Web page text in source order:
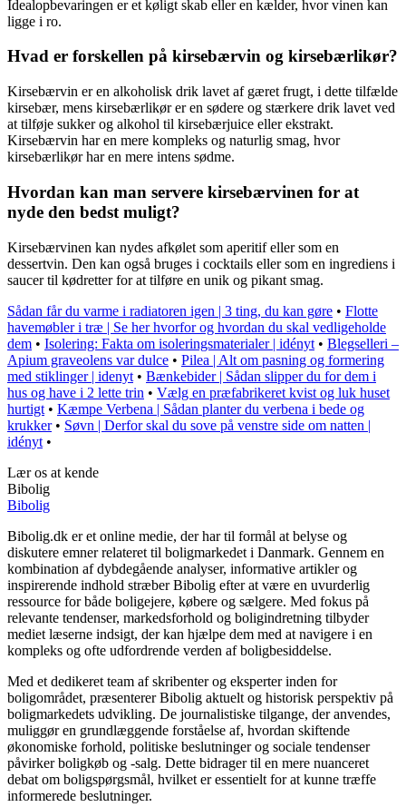
Idealopbevaringen er et køligt skab eller en kælder, hvor vinen kan
ligge i ro.
Hvad er forskellen på kirsebærvin og kirsebærlikør?
Kirsebærvin er en alkoholisk drik lavet af gæret frugt, i dette tilfælde
kirsebær, mens kirsebærlikør er en sødere og stærkere drik lavet ved
at tilføje sukker og alkohol til kirsebærjuice eller ekstrakt.
Kirsebærvin har en mere kompleks og naturlig smag, hvor
kirsebærlikør har en mere intens sødme.
Hvordan kan man servere kirsebærvinen for at
nyde den bedst muligt?
Kirsebærvinen kan nydes afkølet som aperitif eller som en
dessertvin. Den kan også bruges i cocktails eller som en ingrediens i
saucer til kødretter for at tilføre en unik og pikant smag.
Sådan får du varme i radiatoren igen | 3 ting, du kan gøre • Flotte
havemøbler i træ | Se her hvorfor og hvordan du skal vedligeholde
dem • Isolering: Fakta om isoleringsmaterialer | idényt • Blegselleri –
Apium graveolens var dulce • Pilea | Alt om pasning og formering
med stiklinger | idenyt • Bænkebider | Sådan slipper du for dem i
hus og have i 2 lette trin • Vælg en præfabrikeret kvist og luk huset
hurtigt • Kæmpe Verbena | Sådan planter du verbena i bede og
krukker• Søvn | Derfor skal du sove på venstre side om natten |
idényt •
Lær os at kende
Bibolig
Bibolig
Bibolig.dk er et online medie, der har til formål at belyse og
diskutere emner relateret til boligmarkedet i Danmark. Gennem en
kombination af dybdegående analyser, informative artikler og
inspirerende indhold stræber Bibolig efter at være en uvurderlig
ressource for både boligejere, købere og sælgere. Med fokus på
relevante tendenser, markedsforhold og boligindretning tilbyder
mediet læserne indsigt, der kan hjælpe dem med at navigere i en
kompleks og ofte udfordrende verden af boligbesiddelse.
Med et dedikeret team af skribenter og eksperter inden for
boligområdet, præsenterer Bibolig aktuelt og historisk perspektiv på
boligmarkedets udvikling. De journalistiske tilgange, der anvendes,
muliggør en grundlæggende forståelse af, hvordan skiftende
økonomiske forhold, politiske beslutninger og sociale tendenser
påvirker boligkøb og -salg. Dette bidrager til en mere nuanceret
debat om boligspørgsmål, hvilket er essentielt for at kunne træffe
informerede beslutninger.